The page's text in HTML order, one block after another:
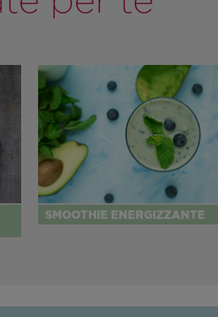
SMOOTHIE ENERGIZZANTE